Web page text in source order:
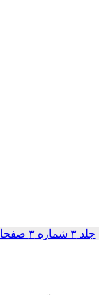
جلد ۳ شماره ۳ صفحات ۰-۰